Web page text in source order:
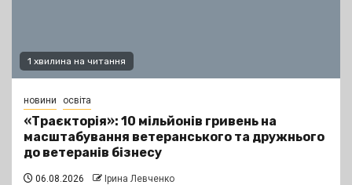
1 хвилина на читання
новини освіта
«Траєкторія»: 10 мільйонів гривень на
масштабування ветеранського та дружнього
до ветеранів бізнесу
06.08.2026 Ірина Левченко